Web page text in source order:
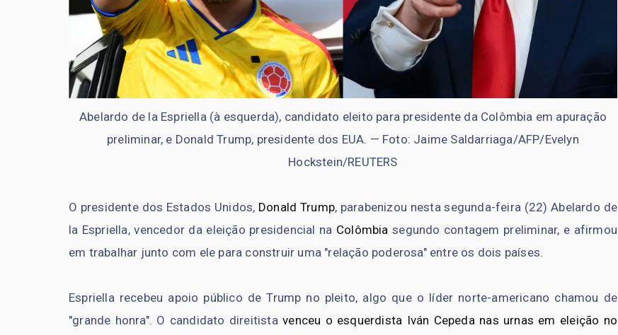
Abelardo de la Espriella (à esquerda), candidato eleito para presidente da Colômbia em apuração
preliminar, e Donald Trump, presidente dos EUA. — Foto: Jaime Saldarriaga/AFP/Evelyn
Hockstein/REUTERS
O presidente dos Estados Unidos, Donald Trump, parabenizou nesta segunda-feira (22) Abelardo de
la Espriella, vencedor da eleição presidencial na Colômbia segundo contagem preliminar, e afirmou
em trabalhar junto com ele para construir uma "relação poderosa" entre os dois países.
Espriella recebeu apoio público de Trump no pleito, algo que o líder norte-americano chamou de
"grande honra". O candidato direitistavenceu o esquerdista Iván Cepeda nas urnas em eleição no